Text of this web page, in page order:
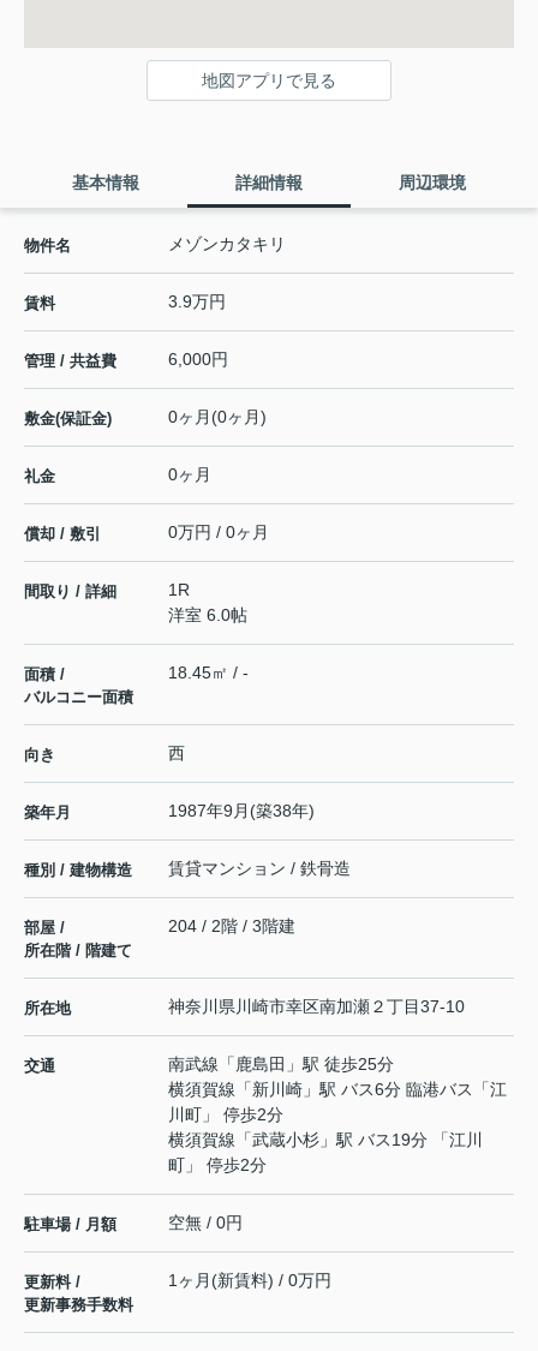
地図アプリで見る
基本情報 詳細情報 周辺環境
物件名 メゾンカタキリ
賃料 3.9万円
管理 / 共益費 6,000円
敷金(保証金) 0ヶ月(0ヶ月)
礼金 0ヶ月
償却 / 敷引 0万円 / 0ヶ月
間取り / 詳細
1R
洋室 6.0帖
面積 /
バルコニー面積
18.45㎡ / -
向き 西
築年月 1987年9月(築38年)
種別 / 建物構造 賃貸マンション / 鉄骨造
部屋 /
所在階 / 階建て
204 / 2階 / 3階建
所在地 神奈川県 川崎市幸区南加瀬２丁目37-10
交通 南武線 「 鹿島田 」駅 徒歩25分
横須賀線 「新川崎 」駅 バス6分 臨港バス「江
川町」 停歩2分
横須賀線 「武蔵小杉 」駅 バス19分 「江川
町」 停歩2分
駐車場 / 月額 空無 / 0円
更新料 /
更新事務手数料
1ヶ月(新賃料) / 0万円